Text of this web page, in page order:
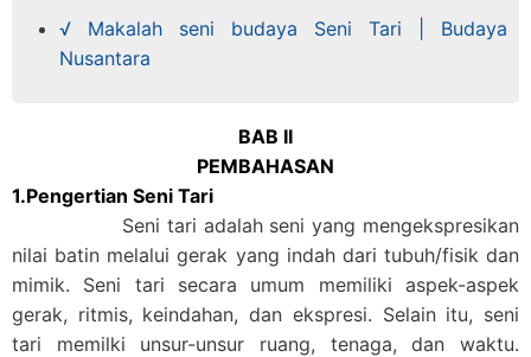
√ Makalah seni budaya Seni Tari | Budaya
Nusantara
BAB II
PEMBAHASAN
1.Pengertian Seni Tari
Seni tari adalah seni yang mengekspresikan
nilai batin melalui gerak yang indah dari tubuh/fisik dan
mimik. Seni tari secara umum memiliki aspek-aspek
gerak, ritmis, keindahan, dan ekspresi. Selain itu, seni
tari memilki unsur-unsur ruang, tenaga, dan waktu.